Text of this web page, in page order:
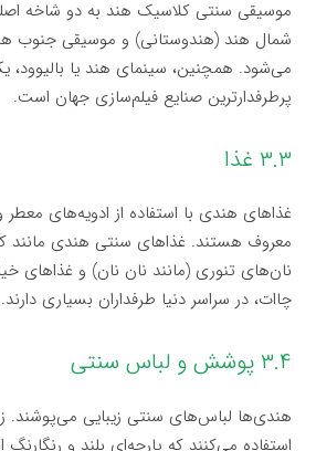
موسیقی سنتی کلاسیک هند به دو شاخه
شمال هند (هندوستانی) و موسیقی جنوب
می‌شود. همچنین، سینمای هند یا بالیوود،
پرطرفدارترین صنایع فیلم‌سازی جهان است.
۳.۳ غذا
غذاهای هندی با استفاده از ادویه‌های معطر
معروف هستند. غذاهای سنتی هندی مانند
نان‌های تنوری (مانند نان نان) و غذاهای
چاات، در سراسر دنیا طرفداران بسیاری دارند.
۳.۴ پوشش و لباس سنتی
هندی‌ها لباس‌های سنتی زیبایی می‌پوشند.
استفاده می‌کنند که پارچه‌ای بلند و رنگارنگ